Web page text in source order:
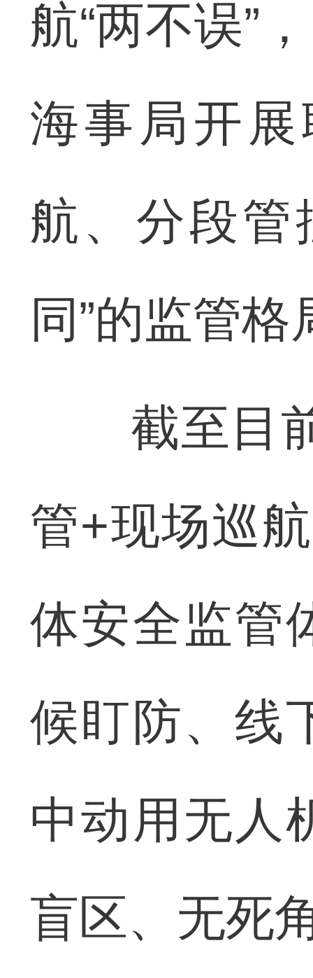
航“两不误”
海事局开
航、分段管
同”的监管格
截至目前
管+现场巡
体安全监管
候盯防、线
中动用无人
盲区、无死